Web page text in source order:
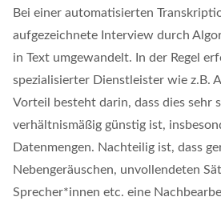
Bei einer automatisierten
aufgezeichnete Interview durch
in Text umgewandelt. In der Regel
spezialisierter Dienstleister wie z.B.
Vorteil besteht darin, dass dies sehr
verhältnismäßig günstig ist,
Datenmengen. Nachteilig ist, dass
Nebengeräuschen, unvollendeten
Sprecher*innen etc. eine